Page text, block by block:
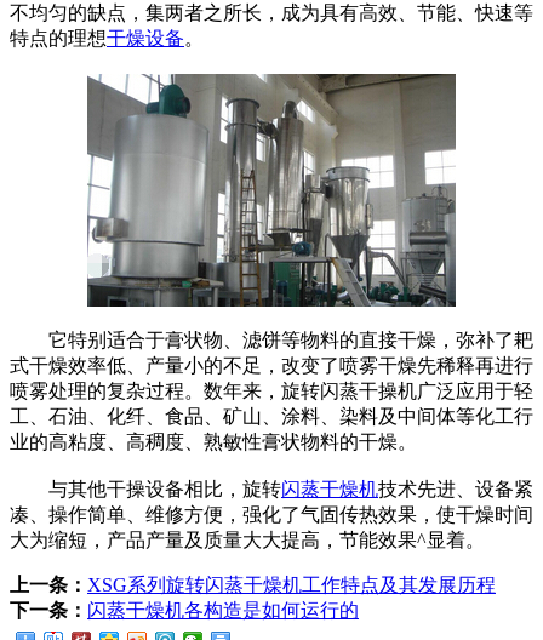
不均匀的缺点，集两者之所长，成为具有高效、节能、快速等
特点的理想干燥设备。
它特别适合于膏状物、滤饼等物料的直接干燥，弥补了耙
式干燥效率低、产量小的不足，改变了喷雾干燥先稀释再进行
喷雾处理的复杂过程。数年来，旋转闪蒸干操机广泛应用于轻
工、石油、化纤、食品、矿山、涂料、染料及中间体等化工行
业的高粘度、高稠度、熟敏性膏状物料的干燥。
与其他干操设备相比，旋转闪蒸干燥机技术先进、设备紧
凑、操作简单、维修方便，强化了气固传热效果，使干燥时间
大为缩短，产品产量及质量大大提高，节能效果^显着。
上一条： XSG系列旋转闪蒸干燥机工作特点及其发展历程
下一条： 闪蒸干燥机各构造是如何运行的